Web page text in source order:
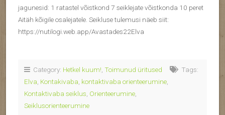
jagunesid: 1 ratastel võistkond 7 seiklejate võistkonda 10 peret
Aitäh kõigile osalejatele. Seikluse tulemusi näeb siit:
https://nutilogi.web.app/Avastades22Elva
Category: Hetkel kuum! Toimunud üritused
Tags:
Elva Kontakivaba kontaktivaba orienteerumine
Kontaktivaba seiklus Orienteerumine
Seiklusorienteerumine